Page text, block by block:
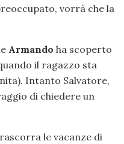
vorrà che la
Armando ha scoperto
il ragazzo sta
Intanto Salvatore,
di chiedere un
le vacanze di